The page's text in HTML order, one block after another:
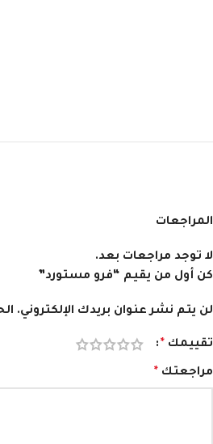
المراجعات
لا توجد مراجعات بعد.
كن أول من يقيم “فرو مستورد”
لن يتم نشر عنوان بريدك الإلكتروني.
تقييمك *
مراجعتك *